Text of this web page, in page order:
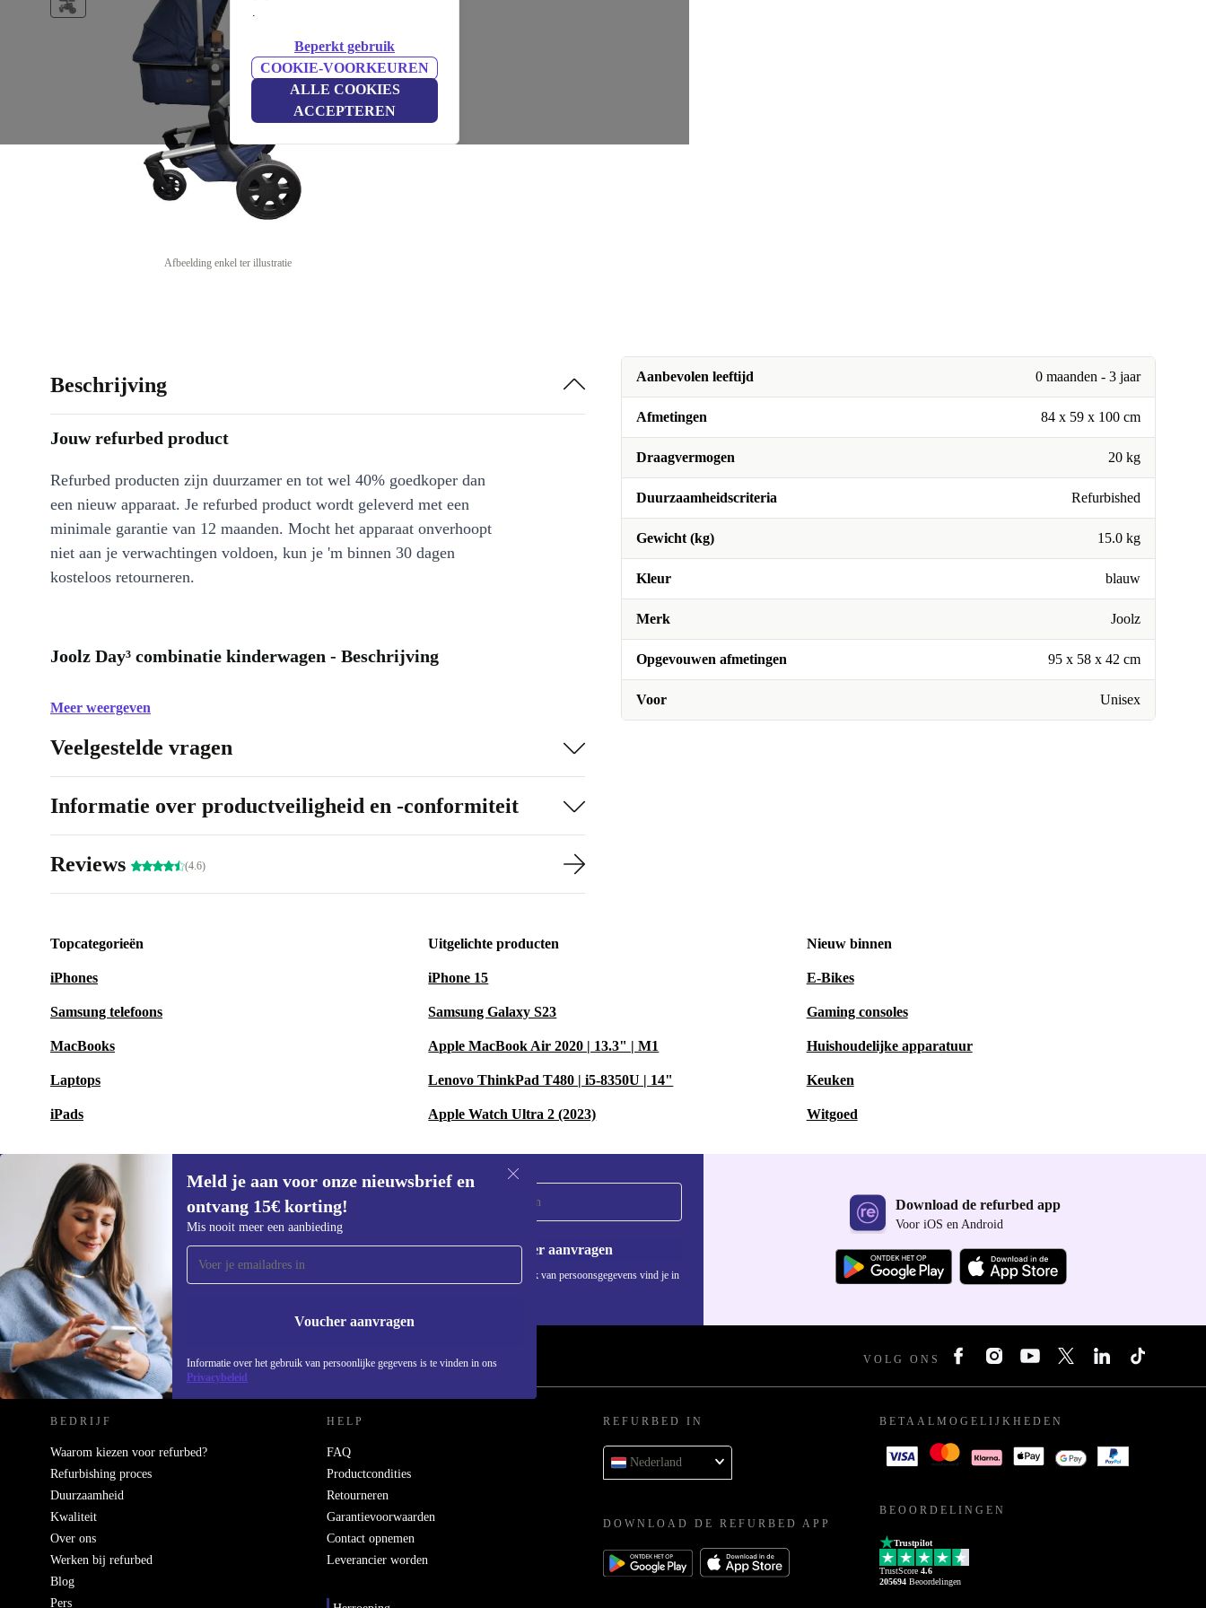
.
Beperkt gebruik
COOKIE-VOORKEUREN
ALLE COOKIES
ACCEPTEREN
Afbeelding enkel ter illustratie
Aanbevolen leeftijd 0 maanden - 3 jaar
Afmetingen 84 x 59 x 100 cm
Draagvermogen 20 kg
Duurzaamheidscriteria Refurbished
Gewicht (kg) 15.0 kg
Kleur blauw
Merk Joolz
Opgevouwen afmetingen 95 x 58 x 42 cm
Voor Unisex
Beschrijving
Jouw refurbed product
Refurbed producten zijn duurzamer en tot wel 40% goedkoper dan
een nieuw apparaat. Je refurbed product wordt geleverd met een
minimale garantie van 12 maanden. Mocht het apparaat onverhoopt
niet aan je verwachtingen voldoen, kun je 'm binnen 30 dagen
kosteloos retourneren.
Joolz Day³ combinatie kinderwagen - Beschrijving
Meer weergeven
Veelgestelde vragen
Informatie over productveiligheid en -conformiteit
Reviews (4.6)
Topcategorieën
iPhones
Samsung telefoons
MacBooks
Laptops
iPads
Uitgelichte producten
iPhone 15
Samsung Galaxy S23
Apple MacBook Air 2020 | 13.3" | M1
Lenovo ThinkPad T480 | i5-8350U | 14"
Apple Watch Ultra 2 (2023)
Nieuw binnen
E-Bikes
Gaming consoles
Huishoudelijke apparatuur
Keuken
Witgoed
Meld je aan voor onze nieuwsbrief en
ontvang 15€ korting!
Mis nooit meer een aanbieding
Voucher aanvragen
Informatie over het gebruik van persoonlijke gegevens is te vinden in ons
Privacybeleid
Meld je aan voor onze nieuwsbrief en
ontvang €15 korting!
Mis nooit meer een aanbieding.
Voucher aanvragen
Informatie over het gebruik van persoonsgegevens vind je in
Download de refurbed app
Voor iOS en Android
REFURBED NEDERLAND - RETHINK NEW. VOLG ONS
BEDRIJF
Waarom kiezen voor refurbed?
Refurbishing proces
Duurzaamheid
Kwaliteit
Over ons
Werken bij refurbed
Blog
Pers
HELP
FAQ
Productcondities
Retourneren
Garantievoorwaarden
Contact opnemen
Leverancier worden
REFURBED IN
Nederland
DOWNLOAD DE REFURBED APP
BETAALMOGELIJKHEDEN
BEOORDELINGEN
Trustpilot
TrustScore 4.6
205694 Beoordelingen